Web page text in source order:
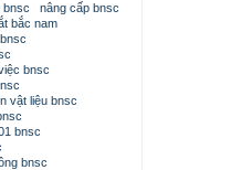
bnsc
nâng cấp bnsc
bắc nam
bnsc
vật liệu bnsc
bnsc
bnsc